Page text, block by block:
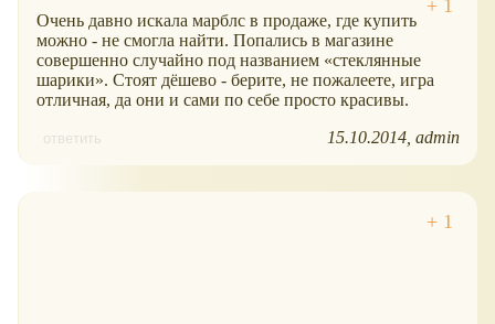
Очень давно искала марблс в продаже, где купить
можно - не смогла найти. Попались в магазине
совершенно случайно под названием
стеклянные
шарики . Стоят дёшево - берите, не пожалеете, игра
отличная, да они и сами по себе просто красивы.
ответить 15.10.2014 admin